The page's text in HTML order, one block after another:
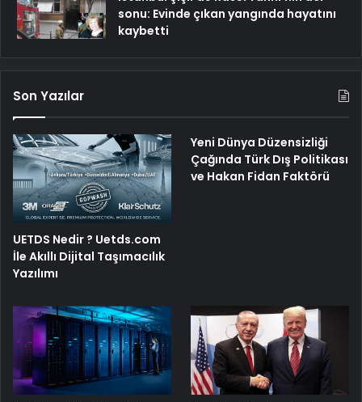
sonu: Evinde çıkan yangında hayatını
kaybetti
Son Yazılar
UETDS Nedir ? Uetds.com
İle Akıllı Dijital Taşımacılık
Yazılımı
Yeni Dünya Düzensizliği
Çağında Türk Dış Politikası
ve Hakan Fidan Faktörü